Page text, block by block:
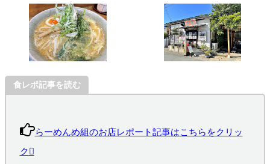
食レポ記事を読む
らーめんめ組のお店レポート記事はこちらをクリッ
ク